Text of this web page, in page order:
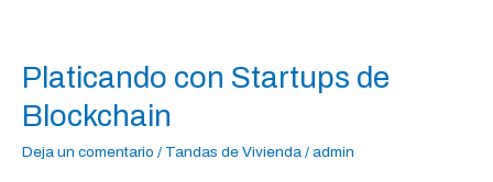
Platicando con Startups de
Blockchain
Deja un comentario / Tandas de Vivienda / admin
Startups
de
Blockchain